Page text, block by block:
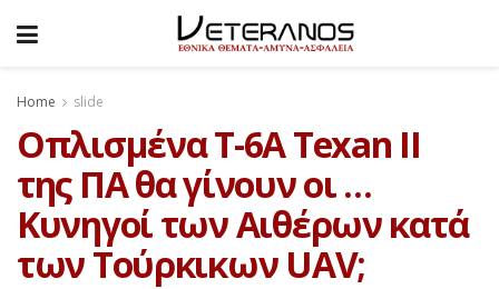
Home slide
Οπλισμένα T-6A Texan II
της ΠΑ θα γίνουν οι …
Κυνηγοί των Αιθέρων κατά
των Τούρκικων UAV;